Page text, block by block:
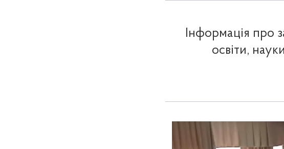
Інформація про
освіти,